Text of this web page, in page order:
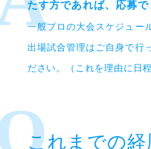
たす方であれば、応募で
一般プロの大会スケジュー
出場試合管理はご自身で行
ださい。（これを理由に日
これまでの経